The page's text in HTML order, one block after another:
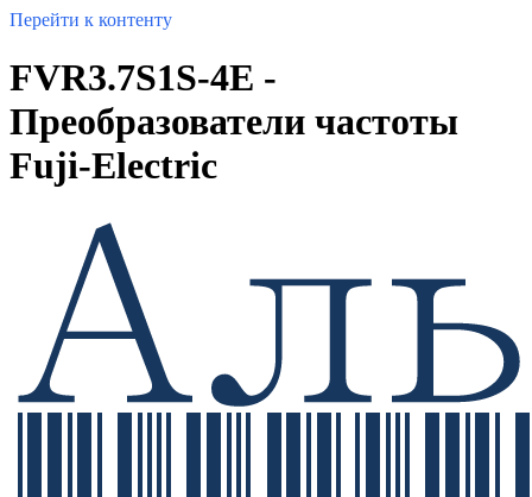
Перейти к контенту
FVR3.7S1S-4E -
Преобразователи частоты
Fuji-Electric